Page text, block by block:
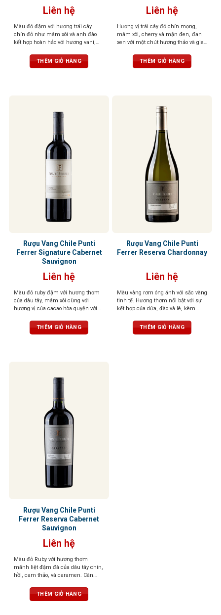
Liên hệ
Màu đỏ đậm với hương trái cây
chín đỏ như mâm xôi và anh đào
kết hợp hoàn hảo với hương vani,
tannin mạnh mẽ, ấn tượng
THÊM GIỎ HÀNG
Liên hệ
Hương vị trái cây đỏ chín mọng,
mâm xôi, cherry và mận đen, đan
xen với một chút hương thảo và gia
mang lại cảm giác mới mẻ và cuốn
hút mỗi khi thưởng thức
THÊM GIỎ HÀNG
Rượu Vang Chile Punti
Ferrer Signature Cabernet
Sauvignon
Liên hệ
Màu đỏ ruby đậm với hương thơm
của dâu tây, mâm xôi cùng với
hương vị của cacao hòa quyện với
tannin dịu dàng và dư vị nhẹ nhàng
khi kết thúc
THÊM GIỎ HÀNG
Rượu Vang Chile Punti
Ferrer Reserva Chardonnay
Liên hệ
Màu vàng rơm óng ánh với sắc vàng
tinh tế. Hương thơm nổi bật với sự
kết hợp của dứa, đào và lê, kèm
rượu tươi mới lan tỏa ngay từ ngụm
đầu tiên, cân bằng giữa độ chua dễ
THÊM GIỎ HÀNG
Rượu Vang Chile Punti
Ferrer Reserva Cabernet
Sauvignon
Liên hệ
Màu đỏ Ruby với hương thơm
mãnh liệt đậm đà của dâu tây chín,
hồi, cam thảo, và caramen. Cân
THÊM GIỎ HÀNG